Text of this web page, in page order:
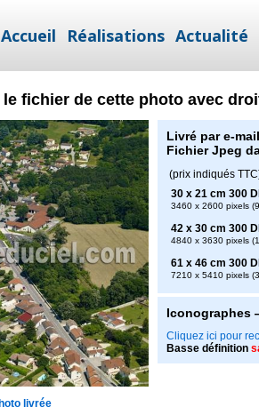
Accueil Réalisations Actualité